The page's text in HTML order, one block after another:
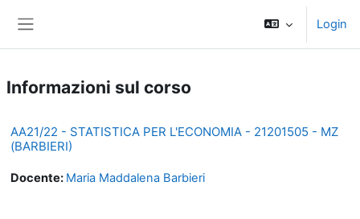
Login
Informazioni sul corso
AA21/22 - STATISTICA PER L'ECONOMIA - 21201505 - MZ
(BARBIERI)
Docente: Maria Maddalena Barbieri